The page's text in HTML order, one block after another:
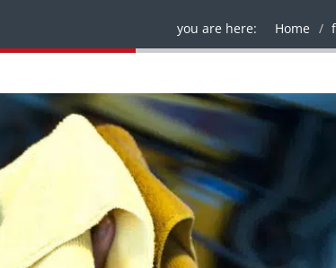
you are here: Home